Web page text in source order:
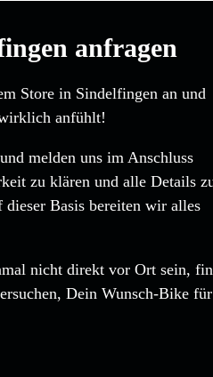
anfragen
Store in Sindelfingen an und
anfühlt!
melden uns im Anschluss
zu klären und alle Details
Basis bereiten wir alles
nicht direkt vor Ort sein,
Dein Wunsch-Bike für